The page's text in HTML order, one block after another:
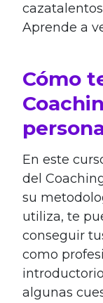
Aprende a
Cómo
En este
del
su
utiliza, te
conseguir
como
algunas